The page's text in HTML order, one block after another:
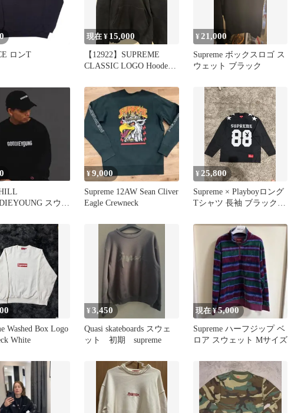
ロンT
現在 ¥ 15,000
【12922】SUPREME
CLASSIC LOGO Hooded
¥21,000
Supreme ボックスロゴ ス
ウェット ブラック
スウェ
¥9,000
Supreme 12AW Sean Cliver
Eagle Crewneck
¥25,800
Supreme × Playboyロング
Tシャツ 長袖 ブラック M
Washed Box Logo
White
¥3,450
Quasi skateboards スウェ
ット 初期 supreme
現在 ¥5,000
Supreme ハーフジップ ベ
ロア スウェット Mサイズ